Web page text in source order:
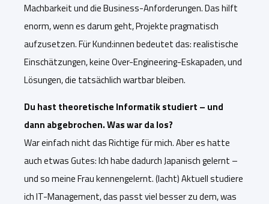
Machbarkeit und die Business-Anforderungen. Das hilft
enorm, wenn es darum geht, Projekte pragmatisch
aufzusetzen. Für Kund:innen bedeutet das: realistische
Einschätzungen, keine Over-Engineering-Eskapaden, und
Lösungen, die tatsächlich wartbar bleiben.
Du hast theoretische Informatik studiert – und
dann abgebrochen. Was war da los?
War einfach nicht das Richtige für mich. Aber es hatte
auch etwas Gutes: Ich habe dadurch Japanisch gelernt –
und so meine Frau kennengelernt. (lacht) Aktuell studiere
ich IT-Management, das passt viel besser zu dem, was